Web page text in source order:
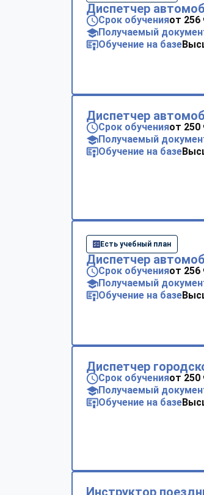
Диспетчер
Срок обученияот 256
Получаемый
Обучение на базе
Диспетчер
Срок обученияот 250
Получаемый
Обучение на базе
Есть учебный план
Диспетчер
Срок обученияот 256
Получаемый
Обучение на базе
Диспетчер
Срок обученияот 250
Получаемый
Обучение на базе
Инструктор